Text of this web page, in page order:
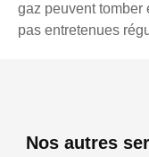
gaz peuvent tomber
pas entretenues
Nos autres